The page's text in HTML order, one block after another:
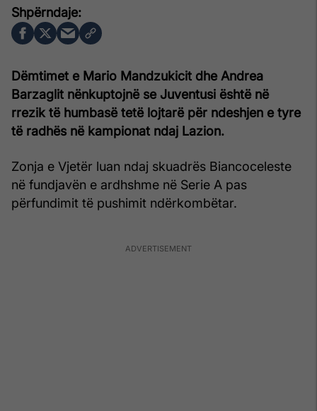
Dëmtimet e Mario Mandzukicit dhe Andrea
Barzaglit nënkuptojnë se Juventusi është në
rrezik të humbasë tetë lojtarë për ndeshjen e tyre
të radhës në kampionat ndaj Lazion.
Zonja e Vjetër luan ndaj skuadrës Biancoceleste
në fundjavën e ardhshme në Serie A pas
përfundimit të pushimit ndërkombëtar.